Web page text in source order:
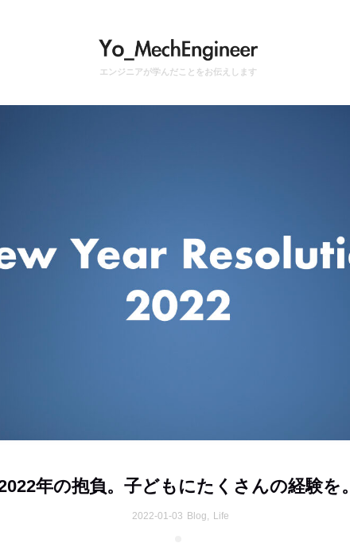
エンジニアが学んだことをお伝えします
年の抱負。子どもにたくさんの経験を。
2022-01-03 Blog, Life